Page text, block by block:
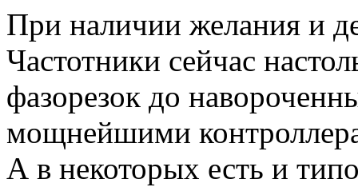
При наличии желания и
Частотники сейчас
фазорезок до
мощнейшими
А в некоторых есть и